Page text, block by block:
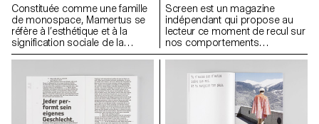
Constituée comme une famille
de monospace, Mamertus se
réfère à l’esthétique et à la
signification sociale de la
machine à écrire. La police se
interchangeables : serif regular,
serif bold et sans serif regular.
En outre, quelques glyphes
alternatifs sortent de la grille
Screen est un magazine
indépendant qui propose au
lecteur ce moment de recul sur
nos comportements
quotidiens par rapport aux
concentre sur l’étude de la
notion d’espace et sur les
transformations que l’écran y
engendre. Des écrivains, des